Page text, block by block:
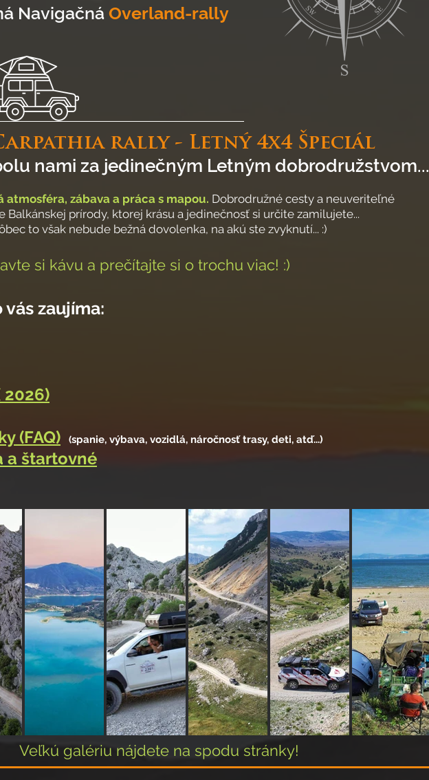
Navigačná Overland-rally
rally - Letný 4x4 Špeciál
nami za jedinečným Letným dobrodružstvom...
atmosféra, zábava a práca s mapou. Dobrodružné cesty a neuveriteľné
Balkánskej prírody, ktorej krásu a jedinečnosť si určite zamilujete...
to však nebude bežná dovolenka, na akú ste zvyknutí... :)
si kávu a prečítajte si o trochu viac! :)
zaujíma:
2026)
(FAQ)
(spanie, výbava, vozidlá, náročnosť trasy, deti, atď...)
a štartovné
Veľkú galériu nájdete na spodu stránky!